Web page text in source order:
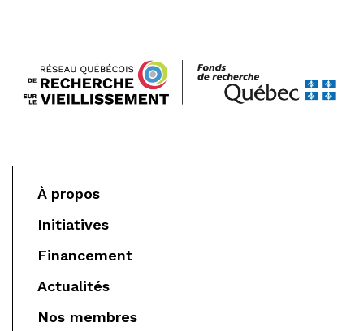
À propos
Initiatives
Financement
Actualités
Nos membres